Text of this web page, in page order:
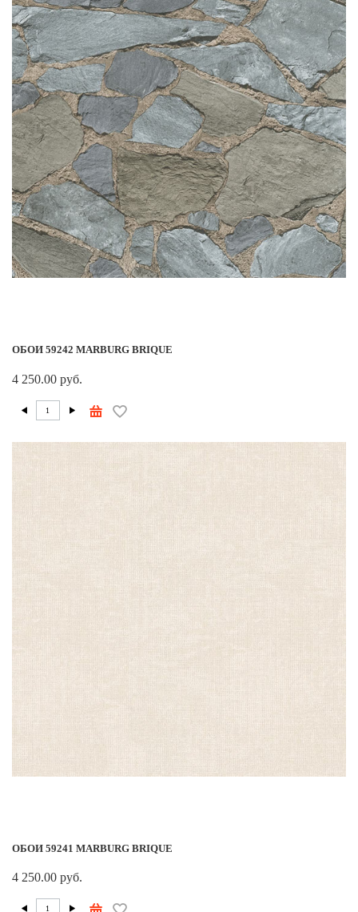
ОБОИ 59242 MARBURG BRIQUE
4 250.00 руб.
ОБОИ 59241 MARBURG BRIQUE
4 250.00 руб.